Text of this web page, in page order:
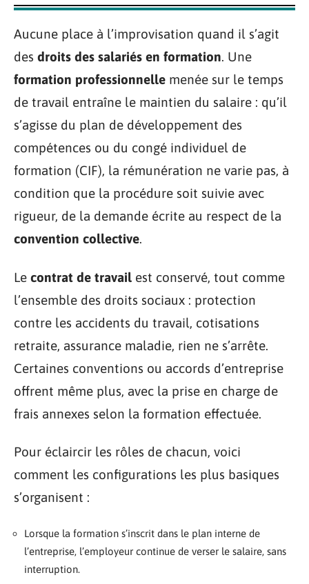
Aucune place à l’improvisation quand il s’agit
des droits des salariés en formation. Une
formation professionnelle menée sur le temps
de travail entraîne le maintien du salaire : qu’il
s’agisse du plan de développement des
compétences ou du congé individuel de
formation (CIF), la rémunération ne varie pas, à
condition que la procédure soit suivie avec
rigueur, de la demande écrite au respect de la
convention collective.
Le contrat de travail est conservé, tout comme
l’ensemble des droits sociaux : protection
contre les accidents du travail, cotisations
retraite, assurance maladie, rien ne s’arrête.
Certaines conventions ou accords d’entreprise
offrent même plus, avec la prise en charge de
frais annexes selon la formation effectuée.
Pour éclaircir les rôles de chacun, voici
comment les configurations les plus basiques
s’organisent :
Lorsque la formation s’inscrit dans le plan interne de
l’entreprise, l’employeur continue de verser le salaire, sans
interruption.